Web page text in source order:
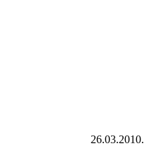
26.03.2010.